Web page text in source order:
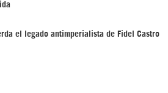
el legado antimperialista de Fidel Castro